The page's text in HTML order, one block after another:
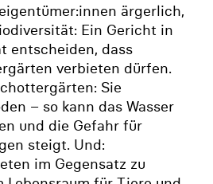
ärgerlich,
Ein Gericht in
entscheiden, dass
verbieten dürfen.
Sie
– so kann das Wasser
und die Gefahr für
steigt. Und:
im Gegensatz zu